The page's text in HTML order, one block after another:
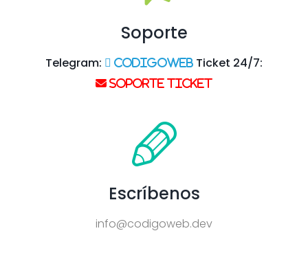
Soporte
Telegram: codigoweb Ticket 24/7:
Soporte Ticket
Escríbenos
info@codigoweb.dev